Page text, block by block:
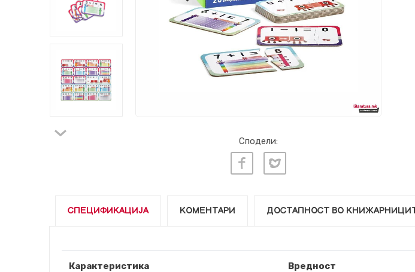
Сподели:
СПЕЦИФИКАЦИЈА КОМЕНТАРИ ДОСТАПНОСТ ВО
Карактеристика Вредност